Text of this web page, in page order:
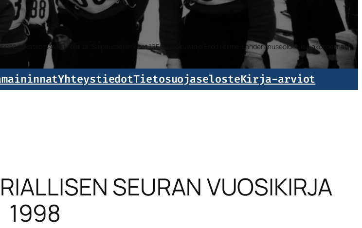
katsomassa kilpailua, Salpausselän kisat 1959. Valokuvaaja Erkki Halme. Lahden museoiden kuvakokoelmat.
YhteystiedotTietosuojaselosteKirja-arviot
SEURAN VUOSIKIRJA
1998